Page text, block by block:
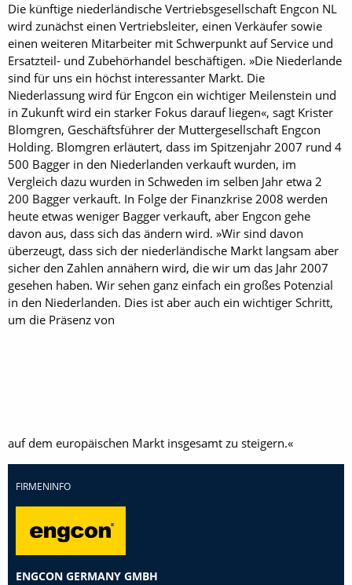
Die künftige niederländische Vertriebsgesellschaft Engcon NL
wird zunächst ­einen ­Vertriebsleiter, einen Verkäufer sowie
einen weiteren Mitarbeiter mit ­Schwerpunkt auf Service und
Ersatzteil- und Zubehörhandel beschäftigen. »Die Niederlande
sind für uns ein höchst interessanter Markt. Die
Niederlassung wird für Engcon ein wichtiger Meilenstein und
in Zukunft wird ein starker Fokus ­darauf liegen«, sagt Krister
Blomgren, Geschäftsführer der Muttergesellschaft Engcon
Holding. Blomgren erläutert, dass im Spitzenjahr 2007 rund 4
500 Bagger in den Niederlanden verkauft wurden, im
Vergleich dazu wurden in ­Schweden im selben Jahr etwa 2
200 Bagger verkauft. In Folge der Finanzkrise 2008 werden
heute etwas weniger Bagger verkauft, aber Engcon gehe
davon aus, dass sich das ändern wird. »Wir sind davon
überzeugt, dass sich der niederländische Markt langsam aber
sicher den Zahlen annähern wird, die wir um das Jahr 2007
gesehen haben. Wir sehen ganz einfach ein großes Potenzial
in den Niederlanden. Dies ist aber auch ein wichtiger Schritt,
um die Präsenz von
auf dem europäischen Markt insgesamt zu steigern.«
FIRMENINFO
ENGCON GERMANY GMBH